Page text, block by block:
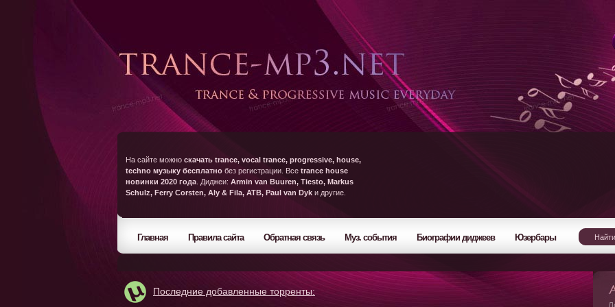
На сайте можно скачать trance, vocal trance, progressive, house,
techno музыку бесплатно без регистрации. Все trance house
новинки 2020 года . Диджеи: Armin van Buuren, Tiesto, Markus
Schulz, Ferry Corsten, Aly & Fila, ATB, Paul van Dyk и другие.
Главная Правила сайта Обратная связь Муз. события Биографии диджеев Юзербары
Последние добавленные торренты: